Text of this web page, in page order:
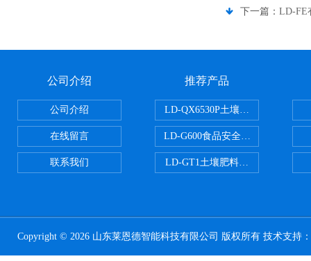
下一篇： LD-FE
公司介绍
公司介绍
在线留言
联系我们
推荐产品
LD-QX6530P土壤氧化还原电位检
LD-G600食品安全检测仪
LD-GT1土壤肥料养分检测仪
Copyright © 2026 山东莱恩德智能科技有限公司 版权所有 技术支持：